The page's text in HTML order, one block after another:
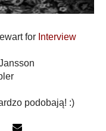
for Interview
podobają! :)